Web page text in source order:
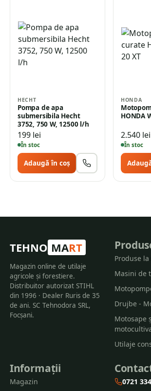
HECHT
Pompa de apa
submersibila Hecht
3752, 750 W, 12500 l/h
199 lei
În stoc
Adaugă în coș
HONDA
HONDA
2.540 lei
În stoc
TEHNO MART
Magazin online de utilaje
agricole și forestiere.
Distribuitor autorizat STIHL
din 1996 · Dealer Ruris de 35
de ani. SC Tehnodora SRL,
Focșani.
Produse
Masini de
Drujbe -
Motosape
Utilaje
Informații
Magazin 0721